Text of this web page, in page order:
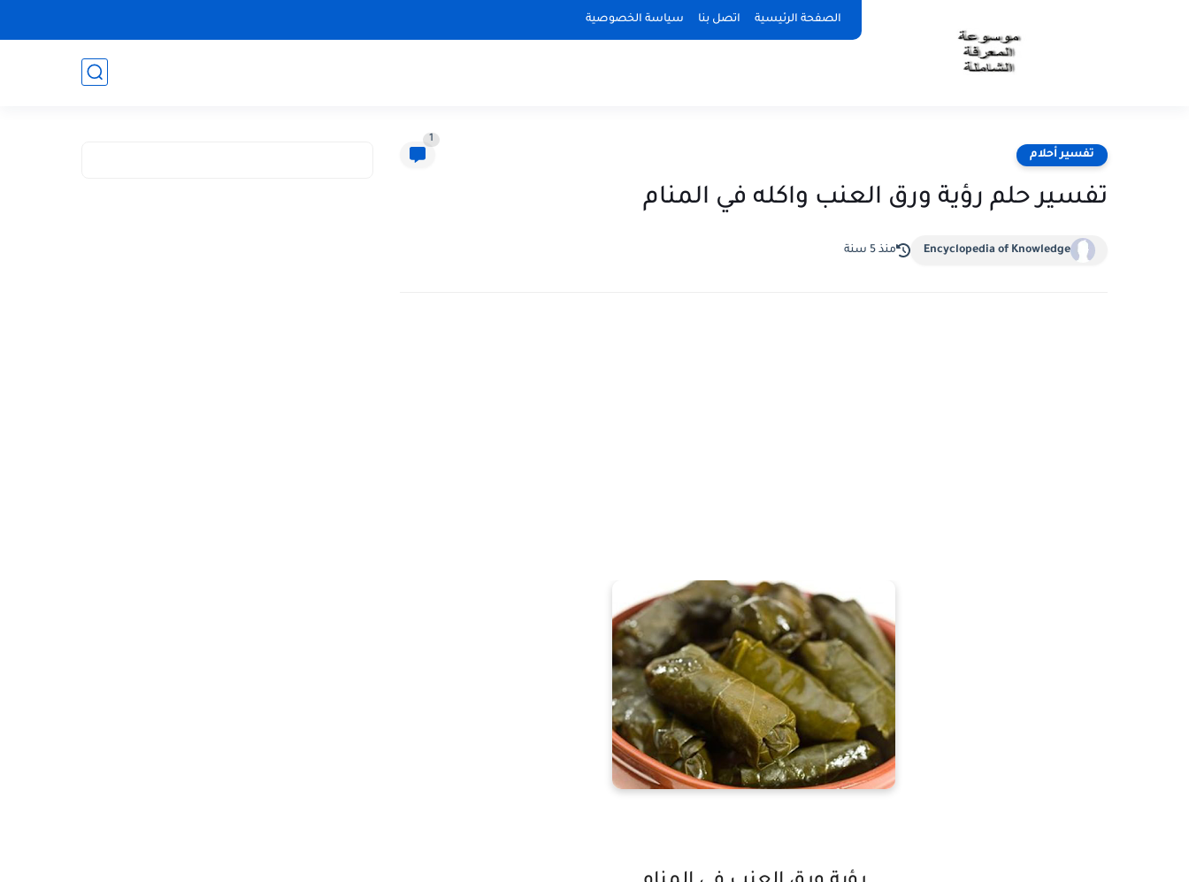
الصفحة الرئيسية اتصل بنا سياسة الخصوصية
تفسير أحلام
1
تفسير حلم رؤية ورق العنب واكله في المنام
Encyclopedia of Knowledge منذ 5 سنة